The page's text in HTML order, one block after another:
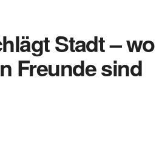
Stadt – wo
Freunde sind